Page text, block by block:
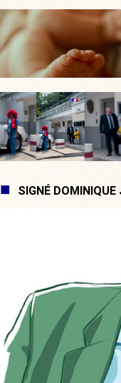
SIGNÉ DOMINIQUE